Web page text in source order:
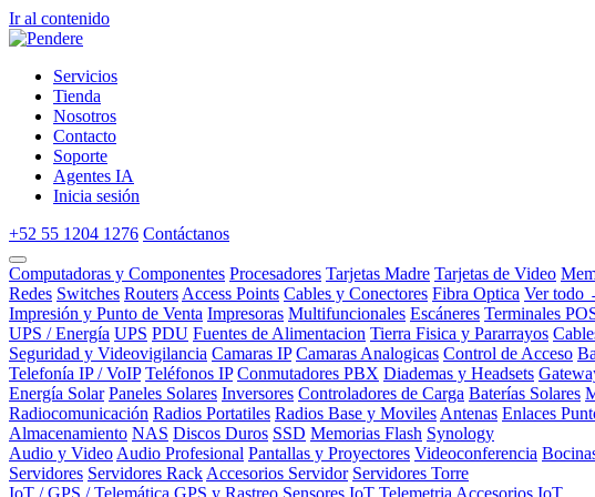
Ir al contenido
Servicios
Tienda
Nosotros
Contacto
Soporte
Agentes IA
Inicia sesión
+52 55 1204 1276 Contáctanos
Computadoras y Componentes Procesadores Tarjetas Madre Tarjetas de Video
Redes Switches Routers Access Points Cables y Conectores Fibra Optica Ver todo
Impresión y Punto de Venta Impresoras Multifuncionales Escáneres Terminales
UPS / Energía UPS PDU Fuentes de Alimentacion Tierra Fisica y Pararrayos
Seguridad y Videovigilancia Camaras IP Camaras Analogicas Control de Acceso
Telefonía IP / VoIP Teléfonos IP Conmutadores PBX Diademas y Headsets
Energía Solar Paneles Solares Inversores Controladores de Carga Baterías Solares
Radiocomunicación Radios Portatiles Radios Base y Moviles Antenas Enlaces
Almacenamiento NAS Discos Duros SSD Memorias Flash Synology
Audio y Video Audio Profesional Pantallas y Proyectores Videoconferencia
Servidores Servidores Rack Accesorios Servidor Servidores Torre
IoT / GPS / Telemática GPS y Rastreo Sensores IoT Telemetria Accesorios IoT